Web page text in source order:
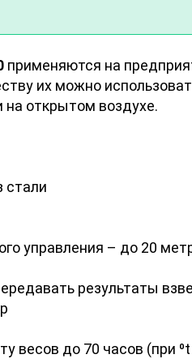
применяются на
их можно
открытом воздухе.
стали
управления – до 20
результаты
весов до 70 часов (при ⁰t